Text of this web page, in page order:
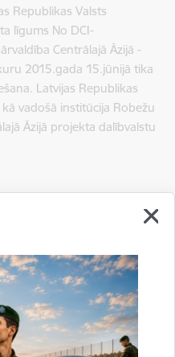
Republikas Valsts
līgums No DCI-
Centrālajā Āzijā -
2015.gada 15.jūnijā tika
Latvijas Republikas
vadošā institūcija Robežu
Āzijā projekta dalībvalstu